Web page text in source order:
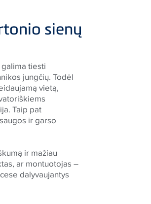
sienų
tiesti
jungčių. Todėl
vietą,
Taip pat
ir garso
ir mažiau
ar montuotojas –
dalyvaujantys